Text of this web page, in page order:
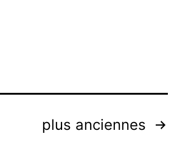
plus anciennes